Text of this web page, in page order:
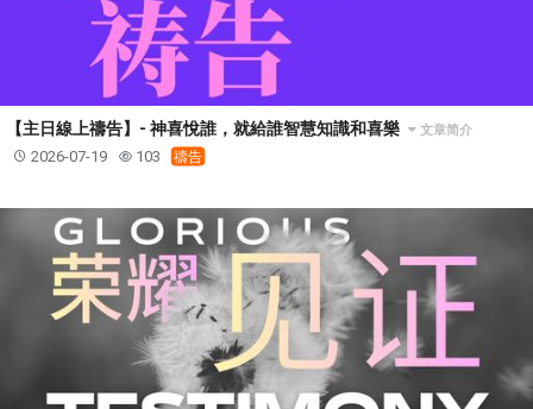
【主日線上禱告】- 神喜悅誰，就給誰智慧知識和喜樂 文章简介
2026-07-19 103 禱告